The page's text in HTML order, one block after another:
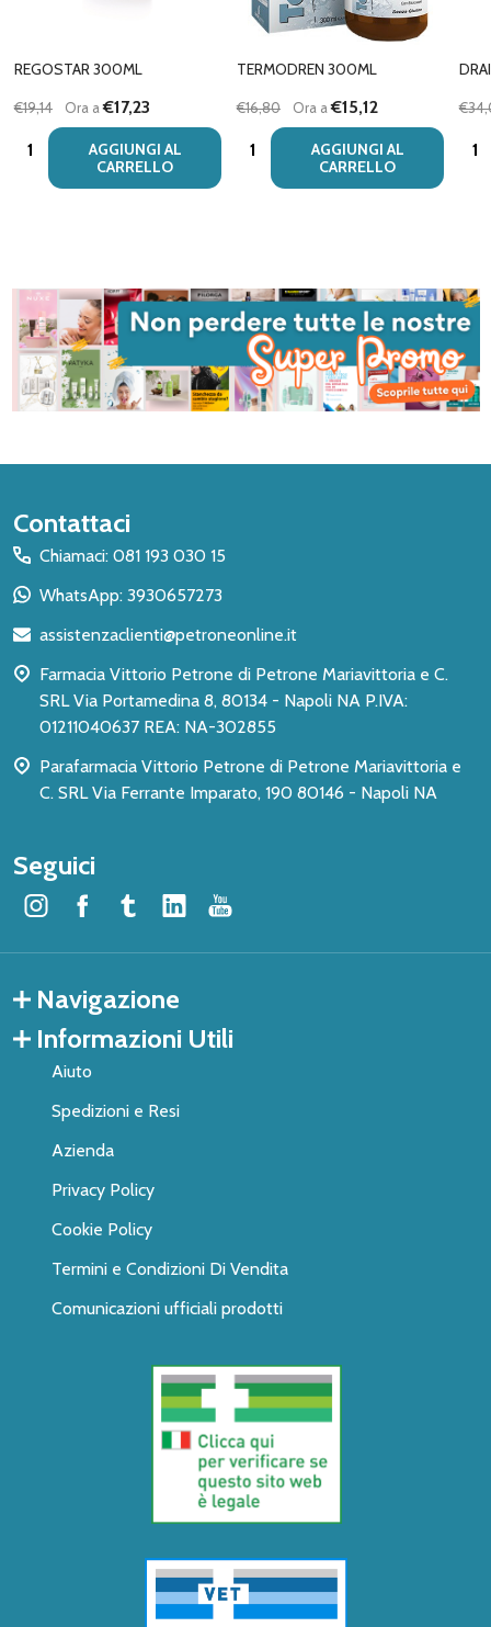
REGOSTAR 300ML
€19,14 Ora a€17,23
Quantità:
AGGIUNGI AL
CARRELLO
TERMODREN 300ML
€16,80 Ora a€15,12
Quantità:
AGGIUNGI AL
CARRELLO
Inizio
del
piè
pagina
Contattaci
Chiamaci: 081 193 030 15
WhatsApp: 3930657273
assistenzaclienti@petroneonline.it
Farmacia Vittorio Petrone di Petrone Mariavittoria e C.
SRL Via Portamedina 8, 80134 - Napoli NA P.IVA:
01211040637 REA: NA-302855
Parafarmacia Vittorio Petrone di Petrone Mariavittoria e
C. SRL Via Ferrante Imparato, 190 80146 - Napoli NA
Seguici
Navigazione
Informazioni Utili
Aiuto
Spedizioni e Resi
Azienda
Privacy Policy
Cookie Policy
Termini e Condizioni Di Vendita
Comunicazioni ufficiali prodotti